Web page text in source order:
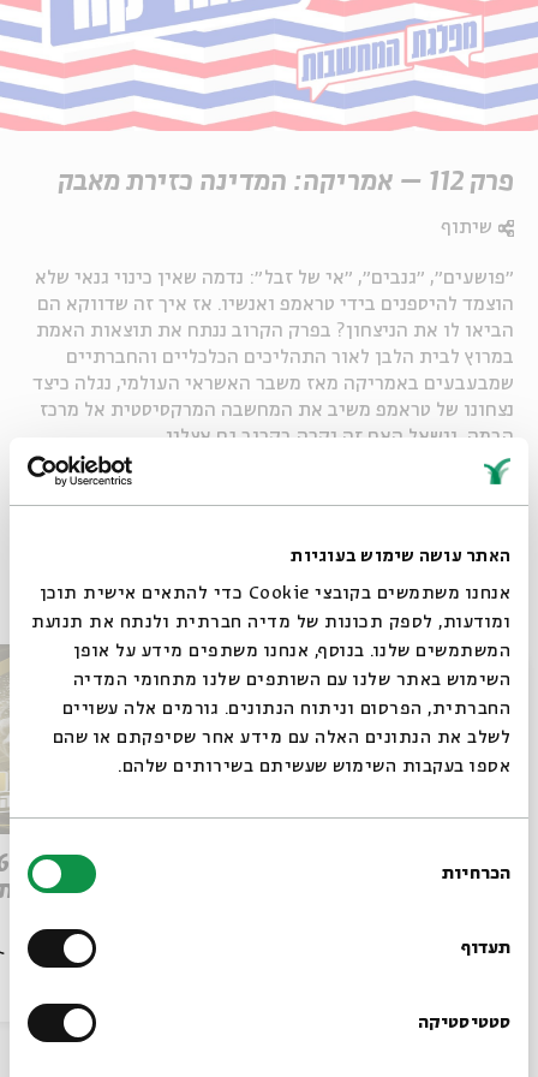
האתר עושה שימוש בעוגיות
אנחנו משתמשים בקובצי Cookie כדי להתאים אישית תוכן
ומודעות, לספק תכונות של מדיה חברתית ולנתח את תנועת
המשתמשים שלנו. בנוסף, אנחנו משתפים מידע על אופן
השימוש באתר שלנו עם השותפים שלנו מתחומי המדיה
החברתית, הפרסום וניתוח הנתונים. גורמים אלה עשויים
לשלב את הנתונים האלה עם מידע אחר שסיפקתם או שהם
אספו בעקבות השימוש שעשיתם בשירותים שלהם.
הסכמה
הכרחיות
תעדוף
סטטיסטיקה
פרק 112 – אמריקה: המדינה כזירת מאבק
״פושעים״, ״גנבים״, ״אי של זבל״: נדמה שאין כינוי גנאי שלא
הוצמד להיספנים בידי טראמפ ואנשיו. אז איך זה שדווקא הם
הביאו לו את הניצחון? בפרק הקרוב ננתח את תוצאות האמת
במרוץ לבית הלבן לאור התהליכים הכלכליים והחברתיים
שמבעבעים באמריקה מאז משבר האשראי העולמי, נגלה כיצד
נצחונו של טראמפ משיב את המחשבה המרקסיסטית אל מרכז
הבמה, ונשאל האם זה יקרה בקרוב גם אצלנו.
שיתוף
לקבלת עדכונים על פרק חדש ב- Whatsapp
פרקים נוספים בסדרה
Q&A מהפכת הבינה: ספיישל
ישן
סגור